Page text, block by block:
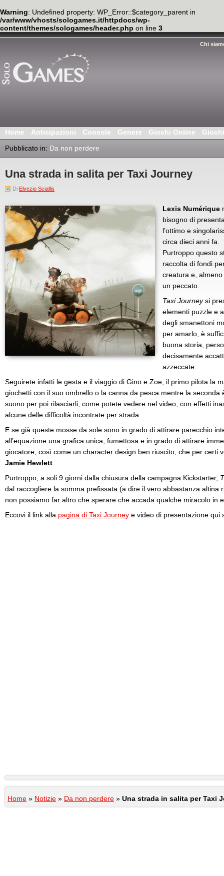
Warning: Undefined property: WP_Error::$category_parent in
/var/www/vhosts/sologames.it/httpdocs/wp-
content/themes/sologames/header.php on line 3
Chi
Home Anticipazioni Console Genere Giochi Online
Pubblicato in: Da non perdere
Una strada in salita per Taxi Journey
Di Elvezio Sciallis
Lexis Numérique
bisogno di
l’ottimo e
circa dieci anni fa.
Purtroppo questo
raccolta di fondi
creatura e,
un peccato.
Taxi Journeysi
elementi puzzle e
degli smanettoni
per amarlo, è
buona storia,
decisamente
azzeccate.
Seguirete infatti le gesta e il viaggio di Gino e Zoe, il primo pilota la
giochetti con il suo ombrello o la canna da pesca mentre la seconda
suono per poi rilasciarli, come potete vedere nel video, con effetti
alcune delle difficoltà incontrate per strada.
E se già queste mosse da sole sono in grado di attirare parecchio
all’equazione una grafica unica, fumettosa e in grado di attirare
giocatore, così come un character design ben riuscito, che per certi
Jamie Hewlett
Purtroppo, a soli 9 giorni dalla chiusura della campagna Kickstarter,
dal raccogliere la somma prefissata (a dire il vero abbastanza altina
non possiamo far altro che sperare che accada qualche miracolo in
Eccovi il link alla pagina di Taxi Journey e video di presentazione qui
Home » Notizie » Da non perdere » Una strada in salita per Taxi